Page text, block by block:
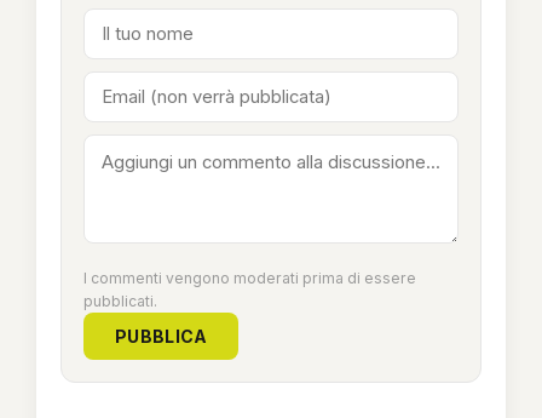
I commenti vengono moderati prima di essere
pubblicati.
PUBBLICA